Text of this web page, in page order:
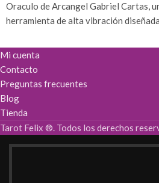
Oraculo de Arcangel Gabriel Cartas,
herramienta de alta vibración diseñada
Recibe mensajes de luz que
creatividad y fortalecen tu intuición en
cada decisión.
Conexión Directa:
del mensajero divino para obtener
espiritual.
Lectura Intuitiva:44 cartas
Mi cuenta
Contacto
Preguntas frecuentes
Blog
Tienda
Tarot Felix ®. Todos los derechos